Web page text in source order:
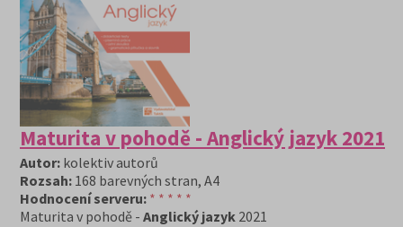
Maturita v pohodě - Anglický jazyk 2021
Autor: kolektiv autorů
Rozsah: 168 barevných stran, A4
Hodnocení serveru: * * * * *
Maturita v pohodě - Anglický jazyk 2021